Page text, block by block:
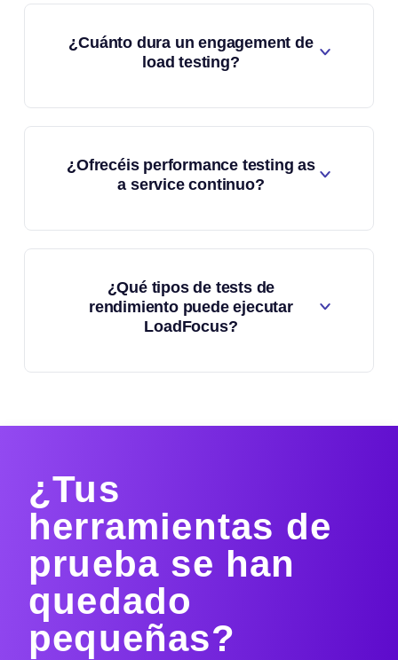
¿Cuánto dura un engagement de
load testing?
¿Ofrecéis performance testing as
a service continuo?
¿Qué tipos de tests de
rendimiento puede ejecutar
LoadFocus?
¿Tus
herramientas de
prueba se han
quedado
pequeñas?